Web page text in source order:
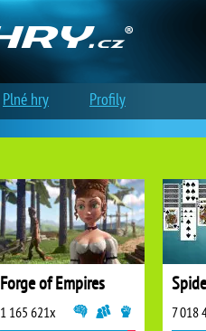
Forge of Empires
1 165 621x 7 018
Plné hry Profily